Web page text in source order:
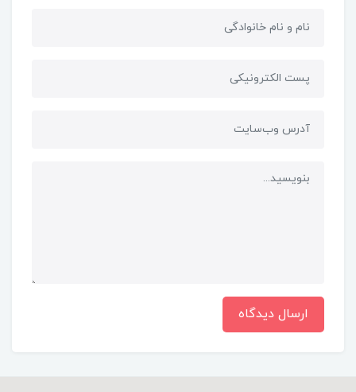
ارسال دیدگاه